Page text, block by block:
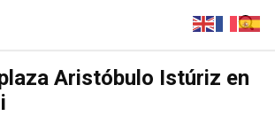
Aristóbulo Istúriz en